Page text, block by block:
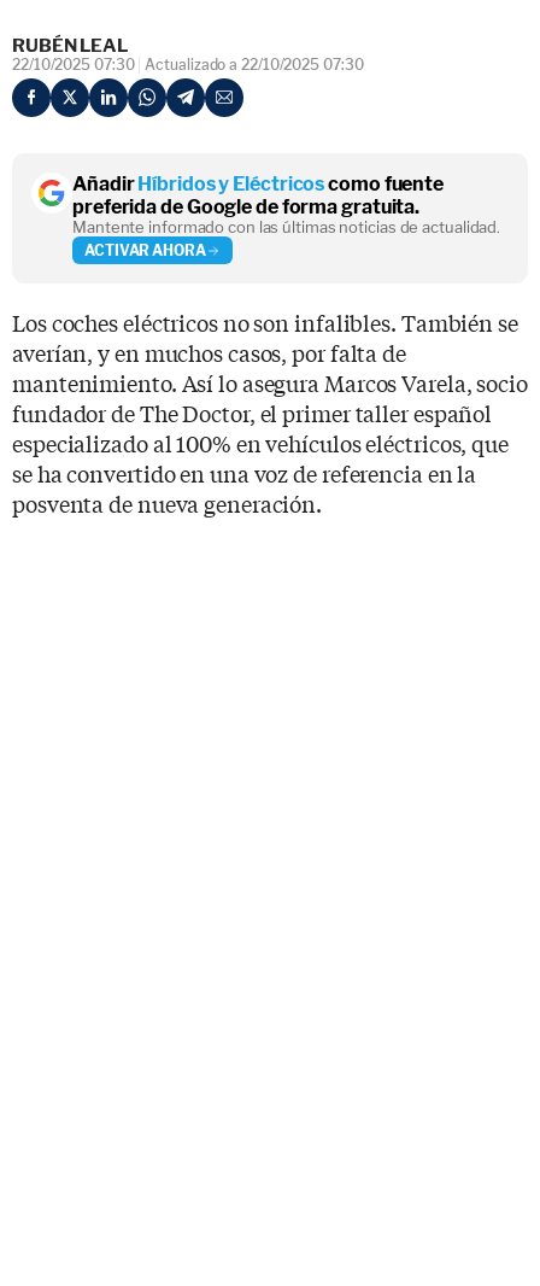
RUBÉN LEAL
22/10/2025 07:30 Actualizado a 22/10/2025 07:30
AñadirHíbridos y Eléctricoscomo fuente
preferida de Google de forma gratuita.
Mantente informado con las últimas noticias de actualidad.
ACTIVAR AHORA
Los coches eléctricos no son infalibles. También se
averían, y en muchos casos, por falta de
mantenimiento. Así lo asegura Marcos Varela, socio
fundador de The Doctor, el primer taller español
especializado al 100% en vehículos eléctricos, que
se ha convertido en una voz de referencia en la
posventa de nueva generación.